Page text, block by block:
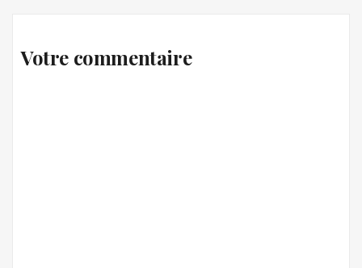
Votre commentaire